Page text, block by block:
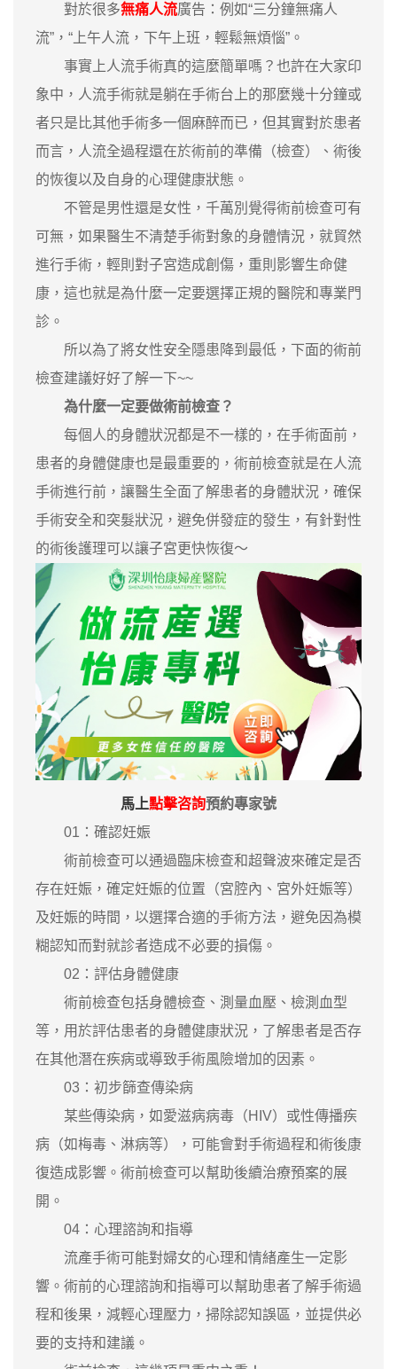
對於很多無痛人流廣告：例如“三分鐘無痛人
流”，“上午人流，下午上班，輕鬆無煩惱”。
事實上人流手術真的這麼簡單嗎？也許在大家印
象中，人流手術就是躺在手術台上的那麼幾十分鐘或
者只是比其他手術多一個麻醉而已，但其實對於患者
而言，人流全過程還在於術前的準備（檢查）、術後
的恢復以及自身的心理健康狀態。
不管是男性還是女性，千萬別覺得術前檢查可有
可無，如果醫生不清楚手術對象的身體情況，就貿然
進行手術，輕則對子宮造成創傷，重則影響生命健
康，這也就是為什麼一定要選擇正規的醫院和專業門
診。
所以為了將女性安全隱患降到最低，下面的術前
檢查建議好好了解一下~~
為什麼一定要做術前檢查？
每個人的身體狀況都是不一樣的，在手術面前，
患者的身體健康也是最重要的，術前檢查就是在人流
手術進行前，讓醫生全面了解患者的身體狀況，確保
手術安全和突髮狀況，避免併發症的發生，有針對性
的術後護理可以讓子宮更快恢復～
馬上點擊咨詢預約專家號
01：確認妊娠
術前檢查可以通過臨床檢查和超聲波來確定是否
存在妊娠，確定妊娠的位置（宮腔內、宮外妊娠等）
及妊娠的時間，以選擇合適的手術方法，避免因為模
糊認知而對就診者造成不必要的損傷。
02：評估身體健康
術前檢查包括身體檢查、測量血壓、檢測血型
等，用於評估患者的身體健康狀況，了解患者是否存
在其他潛在疾病或導致手術風險增加的因素。
03：初步篩查傳染病
某些傳染病，如愛滋病病毒（HIV）或性傳播疾
病（如梅毒、淋病等），可能會對手術過程和術後康
復造成影響。術前檢查可以幫助後續治療預案的展
開。
04：心理諮詢和指導
流產手術可能對婦女的心理和情緒產生一定影
響。術前的心理諮詢和指導可以幫助患者了解手術過
程和後果，減輕心理壓力，掃除認知誤區，並提供必
要的支持和建議。